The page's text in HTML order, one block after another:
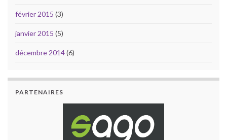
février 2015 (3)
janvier 2015 (5)
décembre 2014(6)
PARTENAIRES